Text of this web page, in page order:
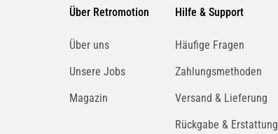
Über Retromotion
Über uns
Unsere Jobs
Magazin
Hilfe & Support
Häufige Fragen
Zahlungsmethoden
Versand & Lieferung
Rückgabe & Erstattung